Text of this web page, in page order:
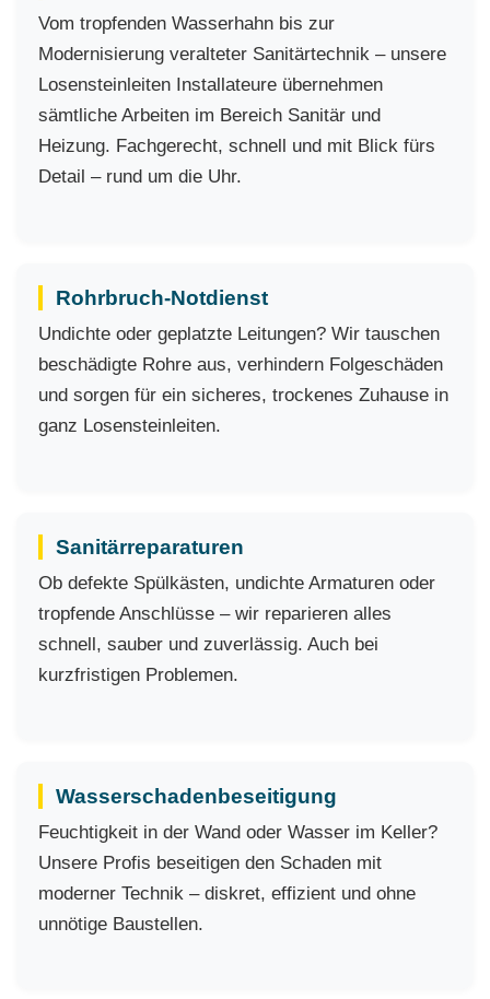
Vom tropfenden Wasserhahn bis zur
Modernisierung veralteter Sanitärtechnik – unsere
Losensteinleiten Installateure übernehmen
sämtliche Arbeiten im Bereich Sanitär und
Heizung. Fachgerecht, schnell und mit Blick fürs
Detail – rund um die Uhr.
Rohrbruch-Notdienst
Undichte oder geplatzte Leitungen? Wir tauschen
beschädigte Rohre aus, verhindern Folgeschäden
und sorgen für ein sicheres, trockenes Zuhause in
ganz Losensteinleiten.
Sanitärreparaturen
Ob defekte Spülkästen, undichte Armaturen oder
tropfende Anschlüsse – wir reparieren alles
schnell, sauber und zuverlässig. Auch bei
kurzfristigen Problemen.
Wasserschadenbeseitigung
Feuchtigkeit in der Wand oder Wasser im Keller?
Unsere Profis beseitigen den Schaden mit
moderner Technik – diskret, effizient und ohne
unnötige Baustellen.